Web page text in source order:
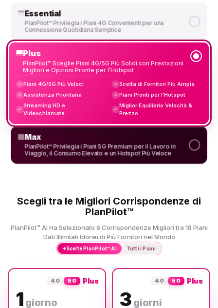
Essential
PlanPilot™ Privilegia i Piani 4G Convenienti per una
Connessione Quotidiana Semplice
Plus
PlanPilot™ Sceglie Piani 4G/5G Più Solidi con Prestazioni
Migliori e Opzioni Pronte per l’Hotspot
✓ Piani 4G/5G Più Veloci ✓ Scelta di Fornitori Più Ampia
✓ Assistenza Prioritaria ✓ Piani Pronti per l’Hotspot
✓
Streaming HD e
Videochiamate
✓
Miglior Equilibrio Velocità &
Prezzo
Max
PlanPilot™ Privilegia i Piani 5G Premium per il Lavoro in
Viaggio, il Consumo Elevato e un Hotspot Più Veloce
Scegli tra le Migliori Corrispondenze di
PlanPilot™
PlanPilot™ AI Ha Selezionato 6 Corrispondenze Migliori tra 18 Piani
Dati Illimitati Idonei di Più Fornitori nel Mondo
✦Scelte PlanPilot™ AI Tutti i Piani
4G 5G Plus
1 giorno
4G 5G Plus
3 giorni